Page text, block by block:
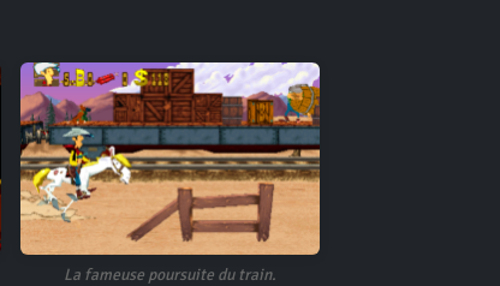
La fameuse poursuite du train.